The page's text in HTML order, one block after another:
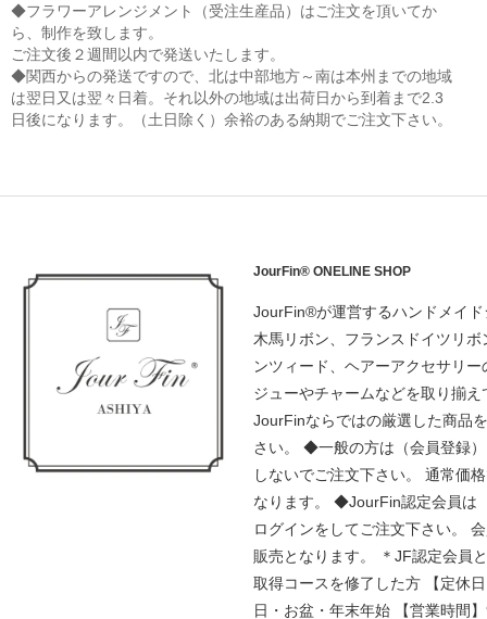
◆フラワーアレンジメント（受注生産品）はご注文を頂いてか
ら、制作を致します。
ご注文後２週間以内で発送いたします。
◆関西からの発送ですので、北は中部地方～南は本州までの地域
は翌日又は翌々日着。それ以外の地域は出荷日から到着まで2.3
日後になります。（土日除く）余裕のある納期でご注文下さい。
JourFin® ONELINE SHOP
JourFin®が運営するハンドメイ
木馬リボン、フランスドイツリボ
ンツィード、ヘアーアクセサリー
ジューやチャームなどを取り揃え
JourFinならではの厳選した商品
さい。 ◆一般の方は（会員登録
しないでご注文下さい。 通常価
なります。 ◆JourFin認定会員は
ログインをしてご注文下さい。
販売となります。 ＊JF認定会員
取得コースを修了した方 【定休
日・お盆・年末年始 【営業時間